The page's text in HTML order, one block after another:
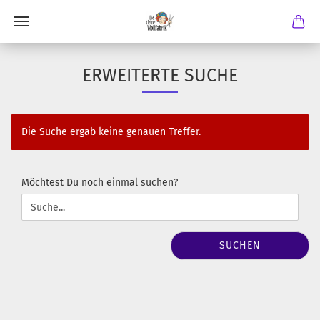
ERWEITERTE SUCHE
Die Suche ergab keine genauen Treffer.
MÖCHTEST
DU
NOCH
EINMAL
Möchtest Du noch einmal suchen?
SUCHEN